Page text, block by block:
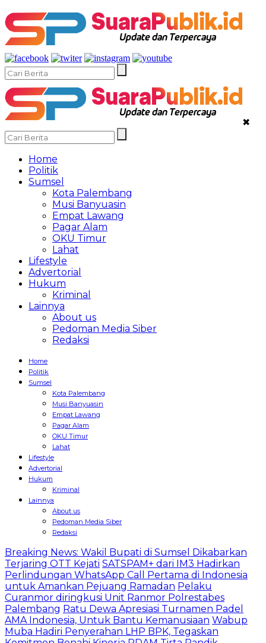
✖
Home
Politik
Sumsel
Kota Palembang
Musi Banyuasin
Empat Lawang
Pagar Alam
OKU Timur
Lahat
Lifestyle
Advertorial
Hukum
Kriminal
Lainnya
About us
Pedoman Media Siber
Redaksi
Home
Politik
Sumsel
Kota Palembang
Musi Banyuasin
Empat Lawang
Pagar Alam
OKU Timur
Lahat
Lifestyle
Advertorial
Hukum
Kriminal
Lainnya
About us
Pedoman Media Siber
Redaksi
Breaking News: Wakil Bupati di Sumsel Dikabarkan
Terjaring OTT Kejati SATSPAM+ dari IM3 Hadirkan
Perlindungan WhatsApp Call Pertama di Indonesia
untuk Amankan Pejuang Ramadan Pelaku
Curanmor diringkusi Unit Ranmor Polrestabes
Palembang Ratu Dewa Apresiasi Turnamen Padel
AMA Indonesia, Untuk Bantu Kemanusiaan Wabup
Muba Hadiri Penyerahan LHP BPK, Tegaskan